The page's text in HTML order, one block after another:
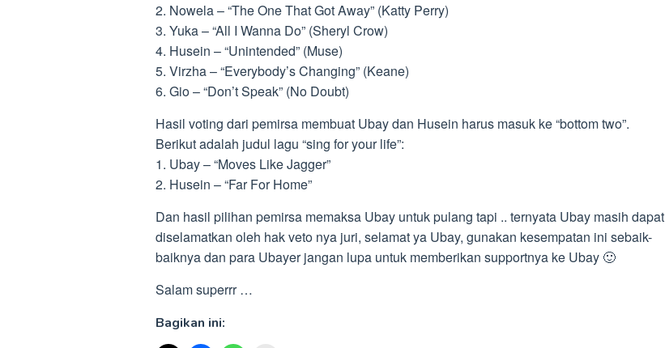
2. Nowela – “The One That Got Away” (Katty Perry)
3. Yuka – “All I Wanna Do” (Sheryl Crow)
4. Husein – “Unintended” (Muse)
5. Virzha – “Everybody’s Changing” (Keane)
6. Gio – “Don’t Speak” (No Doubt)
Hasil voting dari pemirsa membuat Ubay dan Husein harus masuk ke “bottom two”.
Berikut adalah judul lagu “sing for your life”:
1. Ubay – “Moves Like Jagger”
2. Husein – “Far For Home”
Dan hasil pilihan pemirsa memaksa Ubay untuk pulang tapi .. ternyata Ubay masih dapat
diselamatkan oleh hak veto nya juri, selamat ya Ubay, gunakan kesempatan ini sebaik-
baiknya dan para Ubayer jangan lupa untuk memberikan supportnya ke Ubay 🙂
Salam superrr …
Bagikan ini: